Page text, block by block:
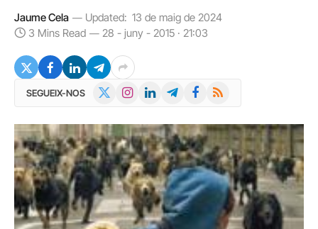
Jaume Cela Updated: 13 de maig de 2024
3 Mins Read
28 - juny - 2015 · 21:03
SEGUEIX-NOS InstagramLinkedInTelegramFacebook
RSS